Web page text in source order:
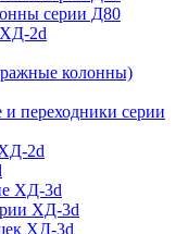
серии Д80
2d
колонны)
и переходники серии
2d
ХД-3d
ХД-3d
ХД-3d